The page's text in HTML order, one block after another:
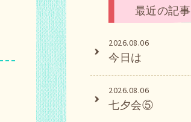
最近の記事
2026.08.06
今日は
2026.08.06
七夕会⑤